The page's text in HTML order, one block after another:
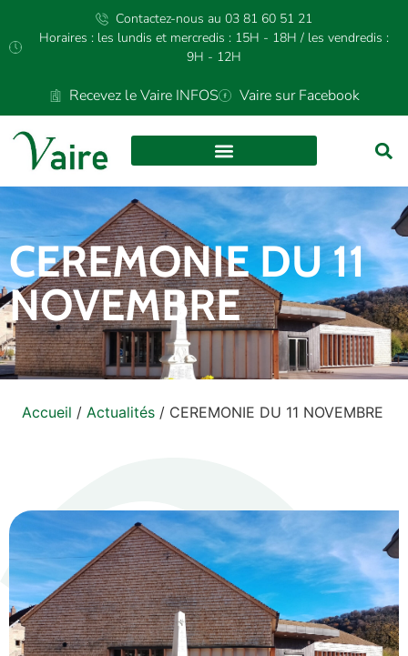
Contactez-nous au 03 81 60 51 21
Horaires : les lundis et mercredis : 15H - 18H / les vendredis :
9H - 12H
Recevez le Vaire INFOS Vaire sur Facebook
CEREMONIE DU 11
NOVEMBRE
Accueil / Actualités / CEREMONIE DU 11 NOVEMBRE